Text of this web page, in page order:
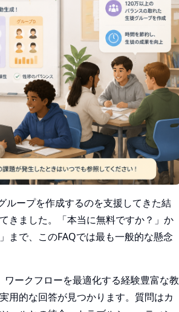
ループを作成するのを支援してきた結
きました。「本当に無料ですか？」か
まで、このFAQでは最も一般的な懸念
ークフローを最適化する経験豊富な教
用的な回答が見つかります。質問はカ